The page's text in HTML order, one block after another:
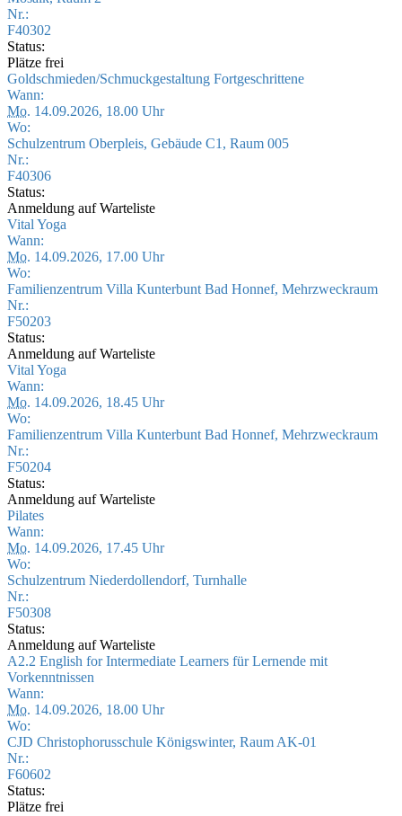
Nr.:
F40302
Status:
Plätze frei
Goldschmieden/Schmuckgestaltung Fortgeschrittene
Wann:
Mo. 14.09.2026, 18.00 Uhr
Wo:
Schulzentrum Oberpleis, Gebäude C1, Raum 005
Nr.:
F40306
Status:
Anmeldung auf Warteliste
Vital Yoga
Wann:
Mo. 14.09.2026, 17.00 Uhr
Wo:
Familienzentrum Villa Kunterbunt Bad Honnef, Mehrzweckraum
Nr.:
F50203
Status:
Anmeldung auf Warteliste
Vital Yoga
Wann:
Mo. 14.09.2026, 18.45 Uhr
Wo:
Familienzentrum Villa Kunterbunt Bad Honnef, Mehrzweckraum
Nr.:
F50204
Status:
Anmeldung auf Warteliste
Pilates
Wann:
Mo. 14.09.2026, 17.45 Uhr
Wo:
Schulzentrum Niederdollendorf, Turnhalle
Nr.:
F50308
Status:
Anmeldung auf Warteliste
A2.2 English for Intermediate Learners für Lernende mit
Vorkenntnissen
Wann:
Mo. 14.09.2026, 18.00 Uhr
Wo:
CJD Christophorusschule Königswinter, Raum AK-01
Nr.:
F60602
Status:
Plätze frei